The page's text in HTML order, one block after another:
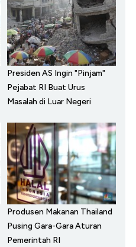
Presiden AS Ingin "Pinjam"
Pejabat RI Buat Urus
Masalah di Luar Negeri
Produsen Makanan Thailand
Pusing Gara-Gara Aturan
Pemerintah RI